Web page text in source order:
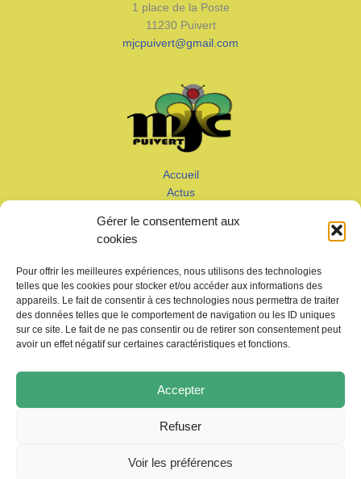
Gérer le consentement aux
cookies
Pour offrir les meilleures expériences, nous utilisons des technologies
telles que les cookies pour stocker et/ou accéder aux informations des
appareils. Le fait de consentir à ces technologies nous permettra de traiter
des données telles que le comportement de navigation ou les ID uniques
sur ce site. Le fait de ne pas consentir ou de retirer son consentement peut
avoir un effet négatif sur certaines caractéristiques et fonctions.
Accepter
Refuser
Voir les préférences
1 place de la Poste
11230 Puivert
mjcpuivert@gmail.com
Accueil
Actus
Adhérer
Galeries – Vidéos
Mentions légales